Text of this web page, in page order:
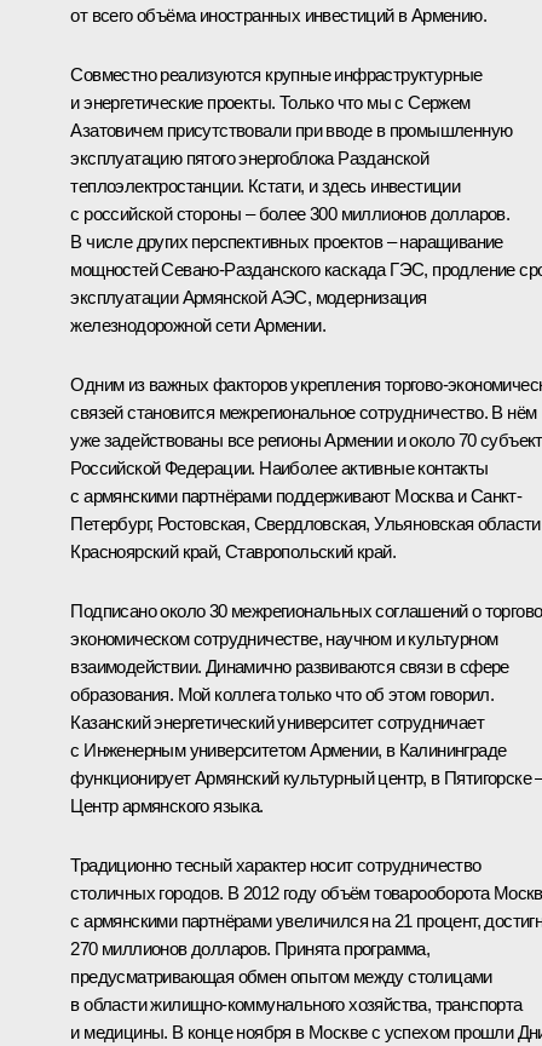
от всего объёма иностранных инвестиций в Армению.
Совместно реализуются крупные инфраструктурные
и энергетические проекты. Только что мы с Сержем
Азатовичем присутствовали при вводе в промышленную
эксплуатацию пятого энергоблока Разданской
теплоэлектростанции. Кстати, и здесь инвестиции
с российской стороны – более 300 миллионов долларов.
В числе других перспективных проектов – наращивание
мощностей Севано-Разданского каскада ГЭС, продление
эксплуатации Армянской АЭС, модернизация
железнодорожной сети Армении.
Одним из важных факторов укрепления торгово-
связей становится межрегиональное сотрудничество. В нём
уже задействованы все регионы Армении и около 70
Российской Федерации. Наиболее активные контакты
с армянскими партнёрами поддерживают Москва и Санкт-
Петербург, Ростовская, Свердловская, Ульяновская
Красноярский край, Ставропольский край.
Подписано около 30 межрегиональных соглашений о
экономическом сотрудничестве, научном и культурном
взаимодействии. Динамично развиваются связи в сфере
образования. Мой коллега только что об этом говорил.
Казанский энергетический университет сотрудничает
с Инженерным университетом Армении, в Калининграде
функционирует Армянский культурный центр, в Пятигорске
Центр армянского языка.
Традиционно тесный характер носит сотрудничество
столичных городов. В 2012 году объём товарооборота
с армянскими партнёрами увеличился на 21 процент,
270 миллионов долларов. Принята программа,
предусматривающая обмен опытом между столицами
в области жилищно-коммунального хозяйства, транспорта
и медицины. В конце ноября в Москве с успехом прошли